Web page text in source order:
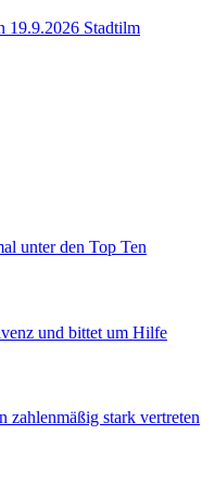
19.9.2026 Stadtilm
unter den Top Ten
und bittet um Hilfe
zahlenmäßig stark vertreten